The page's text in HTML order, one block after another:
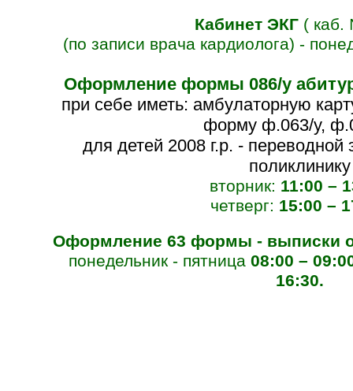
Кабинет ЭКГ (
(по записи врача кардиолога) -
Оформление формы 086/у
при себе иметь: амбулаторную
форму ф.063/у,
для детей 2008 г.р. - переводной
поликлинику
вторник: 11:00 –
четверг: 15:00 –
Оформление 63 формы - выписки
понедельник - пятница 08:00 –
16:30.